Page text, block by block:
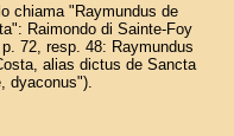
chiama "Raymundus de
Raimondo di Sainte-Foy
72, resp. 48: Raymundus
alias dictus de Sancta
dyaconus").